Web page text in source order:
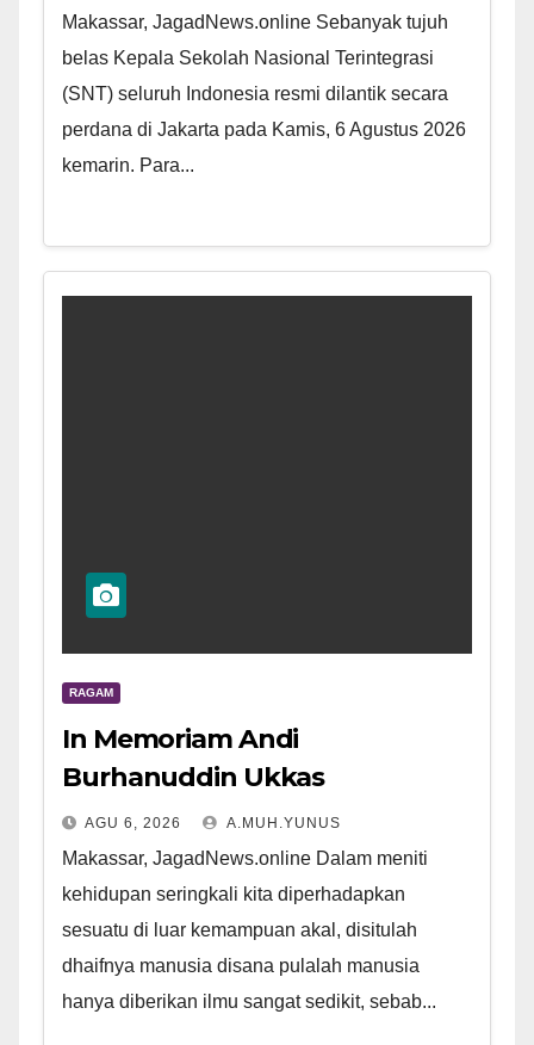
Makassar, JagadNews.online Sebanyak tujuh
belas Kepala Sekolah Nasional Terintegrasi
(SNT) seluruh Indonesia resmi dilantik secara
perdana di Jakarta pada Kamis, 6 Agustus 2026
kemarin. Para...
RAGAM
In Memoriam Andi
Burhanuddin Ukkas
AGU 6, 2026 A.MUH.YUNUS
Makassar, JagadNews.online Dalam meniti
kehidupan seringkali kita diperhadapkan
sesuatu di luar kemampuan akal, disitulah
dhaifnya manusia disana pulalah manusia
hanya diberikan ilmu sangat sedikit, sebab...